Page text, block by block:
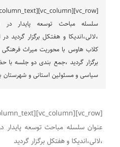
سلسله مباحث توسعه پایدار
،لالی،اندیکا و هفتکل برگزار گردید
کلاب هاوس با محوریت میراث
برگزار گردید ،جمع بندی دو جلسه با
سیاسی و مسئولین استانی و شهرستان
عنوان سلسله مباحث توسعه
،لالی،اندیکا و هفتکل برگزار گردید